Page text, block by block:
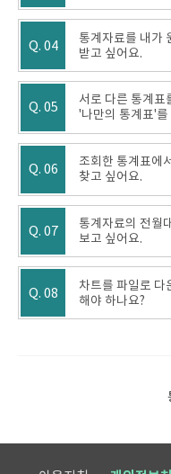
Q. 04
통계자료를 내가
받고 싶어요.
Q. 05
서로 다른 통계표
'나만의 통계표'를
Q. 06
조회한 통계표에
찾고 싶어요.
Q. 07
통계자료의 전월
보고 싶어요.
Q. 08
차트를 파일로 다
해야 하나요?